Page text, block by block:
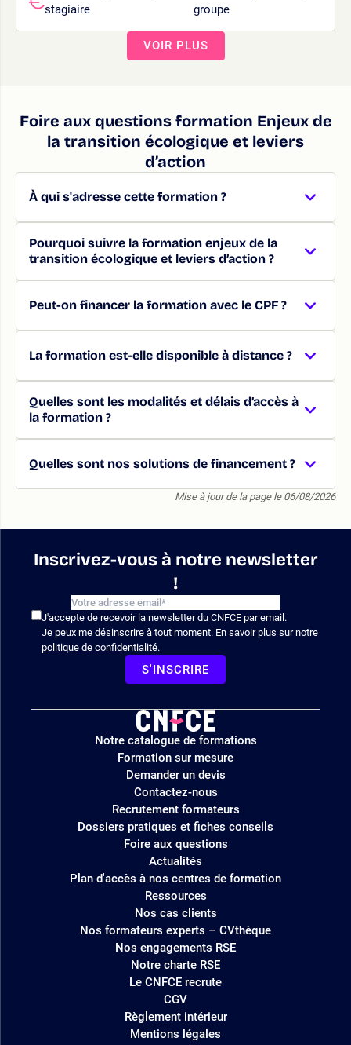
stagiaire
groupe
VOIR PLUS
Foire aux questions formation Enjeux de
la transition écologique et leviers
d’action
À qui s'adresse cette formation ?
Pourquoi suivre la formation enjeux de la
transition écologique et leviers d’action ?
Peut-on financer la formation avec le CPF ?
La formation est-elle disponible à distance ?
Quelles sont les modalités et délais d’accès à
la formation ?
Quelles sont nos solutions de financement ?
Mise à jour de la page le 06/08/2026
Inscrivez-vous à notre newsletter
!
J'accepte de recevoir la newsletter du CNFCE par email.
Je peux me désinscrire à tout moment. En savoir plus sur notre
politique de confidentialité.
S'INSCRIRE
Logo
site
Notre catalogue de formations
Formation sur mesure
Demander un devis
Contactez-nous
Recrutement formateurs
Dossiers pratiques et fiches conseils
Foire aux questions
Actualités
Plan d'accès à nos centres de formation
Ressources
Nos cas clients
Nos formateurs experts – CVthèque
Nos engagements RSE
Notre charte RSE
Le CNFCE recrute
CGV
Règlement intérieur
Mentions légales